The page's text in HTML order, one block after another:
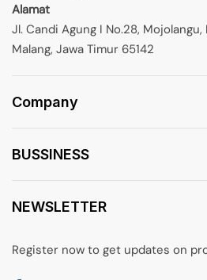
Alamat
Jl. Candi Agung I No.28,
Malang, Jawa Timur 65142
Company
BUSSINESS
NEWSLETTER
Register now to get updates on